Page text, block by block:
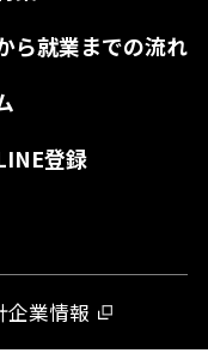
ら就業までの流れ
登録
企業情報